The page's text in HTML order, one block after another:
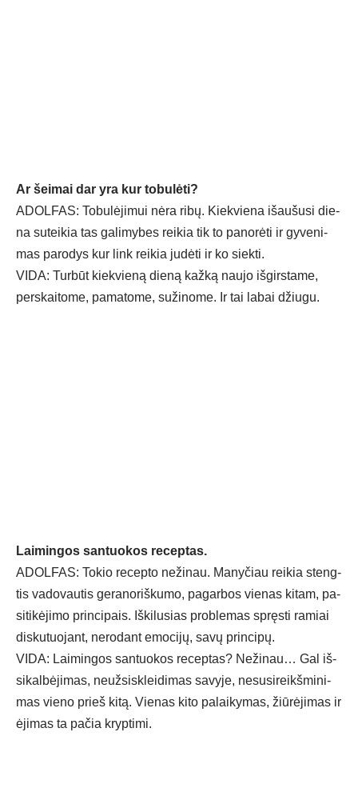
Ar šei­mai dar yra kur to­bu­lė­ti?
ADOL­FAS: To­bu­lė­ji­mui nė­ra ri­bų. Kiek­vie­na išau­šu­si die­
na su­tei­kia tas ga­li­my­bes rei­kia tik to pa­no­rė­ti ir gy­ve­ni­
mas pa­ro­dys kur link rei­kia ju­dė­ti ir ko siek­ti.
VI­DA: Tur­būt kiek­vie­ną die­ną kaž­ką nau­jo iš­girs­ta­me,
per­skai­to­me, pa­ma­to­me, su­ži­no­me. Ir tai la­bai džiu­gu.
Lai­min­gos san­tuo­kos re­cep­tas.
ADOL­FAS: To­kio re­cep­to ne­ži­nau. Ma­ny­čiau rei­kia steng­
tis va­do­vau­tis ge­ra­no­riš­ku­mo, pa­gar­bos vie­nas ki­tam, pa­
si­ti­kė­ji­mo prin­ci­pais. Iš­ki­lu­sias pro­ble­mas spręs­ti ra­miai
dis­ku­tuo­jant, ne­ro­dant emo­ci­jų, sa­vų prin­ci­pų.
VI­DA: Lai­min­gos san­tuo­kos re­cep­tas? Ne­ži­nau… Gal iš­
si­kal­bė­ji­mas, neuž­sisk­lei­di­mas sa­vy­je, ne­su­si­reikš­mi­ni­
mas vie­no prieš ki­tą. Vie­nas ki­to pa­lai­ky­mas, žiū­rė­ji­mas ir
ėji­mas ta pa­čia kryp­ti­mi.